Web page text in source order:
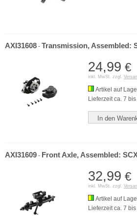
AXI31608 - Transmission, Assembled:
24,99 €
inkl. MwSt. zzgl.
Artikel auf
Lieferzeit ca. 7
In den
AXI31609 - Front Axle, Assembled:
32,99 €
inkl. MwSt. zzgl.
Artikel auf
Lieferzeit ca. 7